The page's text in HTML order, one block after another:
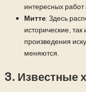
интересных
Митте: Здесь
исторические,
произведения
меняются.
3. Известные